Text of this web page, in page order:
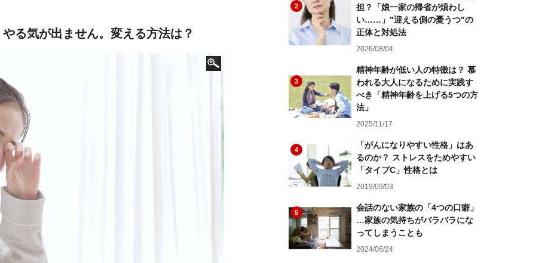
る気が出ません。変える方法は？
2
担？「娘一家の帰省が煩わし
い……」"迎える側の憂うつ"の
正体と対処法
2026/08/04
3
精神年齢が低い人の特徴は？ 慕
われる大人になるために実践す
べき「精神年齢を上げる5つの方
法」
2025/11/17
4
「がんになりやすい性格」はあ
るのか？ ストレスをためやすい
「タイプC」性格とは
2019/09/03
5
会話のない家族の「4つの口癖」
…家族の気持ちがバラバラにな
ってしまうことも
2024/06/24